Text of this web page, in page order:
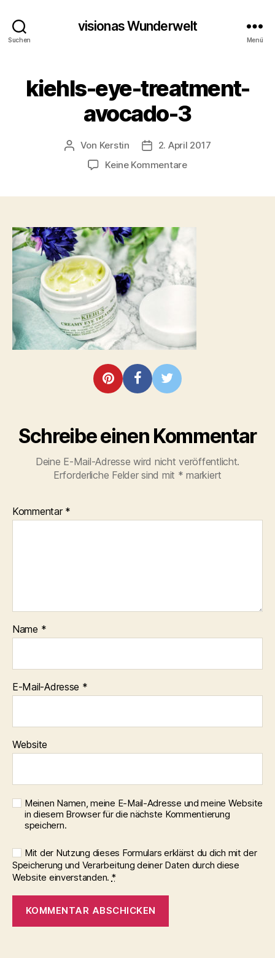
Suchen
visionas Wunderwelt
Menü
kiehls-eye-treatment-
avocado-3
Beitragsautor
Von Kerstin Beitragsdatum
2. April 2017
Keine Kommentarezu
Schreibe einen Kommentar
Deine E-Mail-Adresse wird nicht veröffentlicht.
Erforderliche Felder sind mit * markiert
Kommentar *
Name *
E-Mail-Adresse *
Website
Meinen Namen, meine E-Mail-Adresse und meine Website
in diesem Browser für die nächste Kommentierung
speichern.
Mit der Nutzung dieses Formulars erklärst du dich mit der
Speicherung und Verarbeitung deiner Daten durch diese
Website einverstanden. *